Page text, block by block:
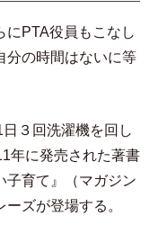
PTA役員もこなし
分の時間はないに等
３回洗濯機を回し
年に発売された著書
子育て』（マガジン
ズが登場する。